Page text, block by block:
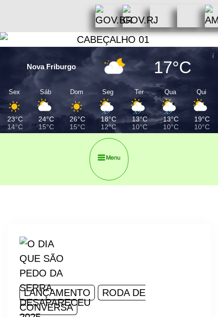
Nova Friburgo 17°C
Sex
23°C
14°C
Sáb
24°C
15°C
Dom
26°C
15°C
Seg
18°C
12°C
Ter
13°C
10°C
Qua
13°C
10°C
Qui
19°C
10°C
LANÇAMENTO
RODA DE
CONVERSA